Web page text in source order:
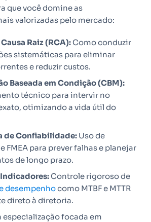
que você domine as
valorizadas pelo mercado:
Raiz (RCA):Como conduzir
sistemáticas para eliminar
e reduzir custos.
Baseada em Condição (CBM):
técnico para intervir no
otimizando a vida útil do
de Confiabilidade: Uso de
FMEA para prever falhas e planejar
de longo prazo.
Controle rigoroso de
desempenhocomo MTBF e MTTR
direto à diretoria.
especialização focada em